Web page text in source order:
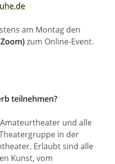
am Montag den
zum Online-Event.
teilnehmen?
und alle
in der
Erlaubt sind alle
Kunst, vom